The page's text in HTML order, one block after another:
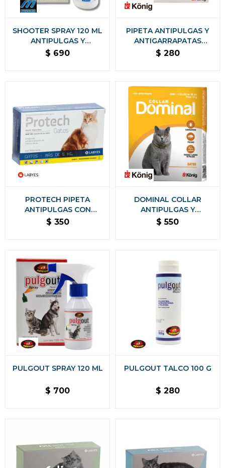
SHOOTER SPRAY 120 ML
ANTIPULGAS Y
GARRAPATAS PARA
$ 690
PIPETA ANTIPULGAS Y
ANTIGARRAPATAS
DOMINAL GATOS KONIG -
$ 280
PROTECH PIPETA
ANTIPULGAS CON
ACCIÓN AMBIENTAL
$ 350
DOMINAL COLLAR
ANTIPULGAS Y
GARRAPATAS PARA
$ 550
PULGOUT SPRAY 120 ML
$ 700
PULGOUT TALCO 100 G
$ 280